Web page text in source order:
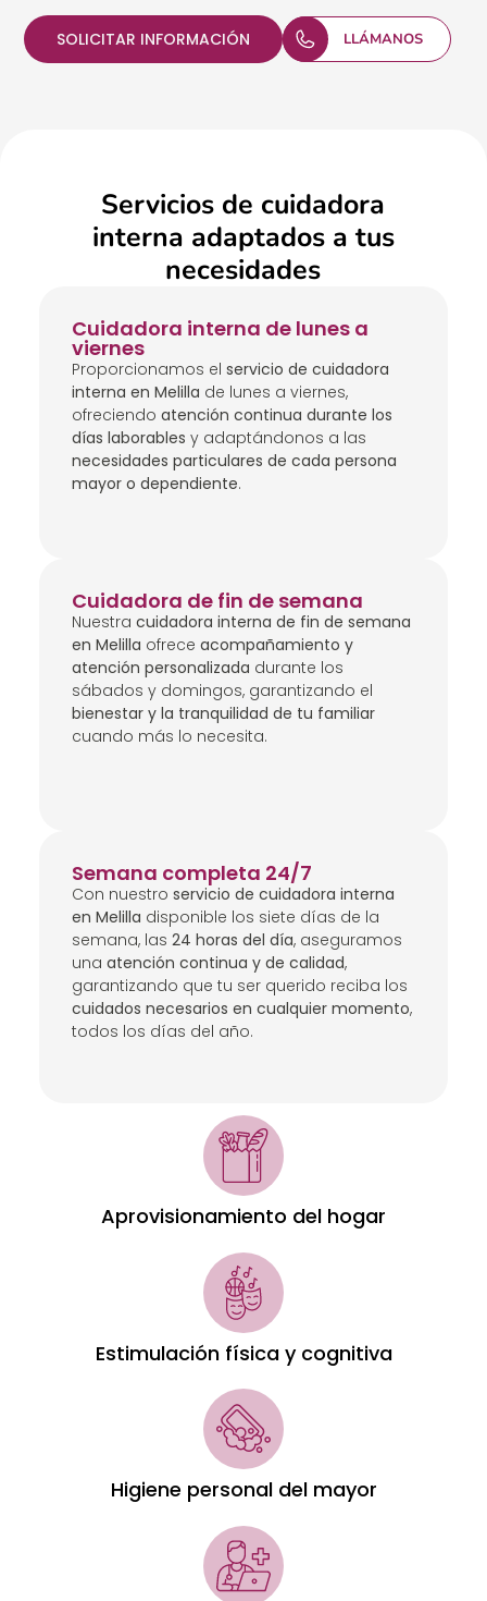
SOLICITAR INFORMACIÓN LLÁMANOS
Servicios de cuidadora
interna adaptados a tus
necesidades
Cuidadora interna de lunes a
viernes
Proporcionamos el servicio de cuidadora
interna en Melilla de lunes a viernes,
ofreciendo atención continua durante los
días laborables y adaptándonos a las
necesidades particulares de cada persona
mayor o dependiente.
Cuidadora de fin de semana
Nuestra cuidadora interna de fin de semana
en Melilla ofrece acompañamiento y
atención personalizada durante los
sábados y domingos, garantizando el
bienestar y la tranquilidad de tu familiar
cuando más lo necesita.
Semana completa 24/7
Con nuestro servicio de cuidadora interna
en Melilla disponible los siete días de la
semana, las 24 horas del día, aseguramos
una atención continua y de calidad,
garantizando que tu ser querido reciba los
cuidados necesarios en cualquier momento,
todos los días del año.
Aprovisionamiento del hogar
Estimulación física y cognitiva
Higiene personal del mayor